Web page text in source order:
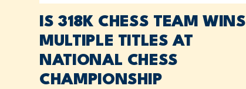
IS 318K CHESS TEAM WINS
MULTIPLE TITLES AT
NATIONAL CHESS
CHAMPIONSHIP